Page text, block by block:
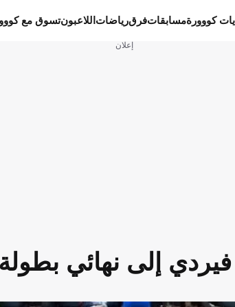
كووورةمسابقاتفرقرياضات اللاعبونتسوق مع
إعلان
إلى نهائي بطولة